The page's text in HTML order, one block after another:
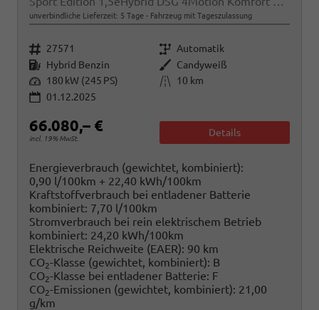
unverbindliche Lieferzeit: 5 Tage Fahrzeug mit Tageszulassung
Fahrzeugnr. 27571 Getriebe Automatik
Kraftstoff Hybrid Benzin Außenfarbe Candyweiß
Leistung 180 kW (245 PS) Kilometerstand
10 km
01.12.2025
66.080,– €
incl. 19% MwSt.
Details
Energieverbrauch (gewichtet, kombiniert):
0,90 l/100km + 22,40 kWh/100km
Kraftstoffverbrauch bei entladener Batterie
kombiniert: 7,70 l/100km
Stromverbrauch bei rein elektrischem Betrieb
kombiniert: 24,20 kWh/100km
Elektrische Reichweite (EAER): 90 km
CO2-Klasse (gewichtet, kombiniert): B
CO2-Klasse bei entladener Batterie: F
CO2-Emissionen (gewichtet, kombiniert): 21,00
g/km